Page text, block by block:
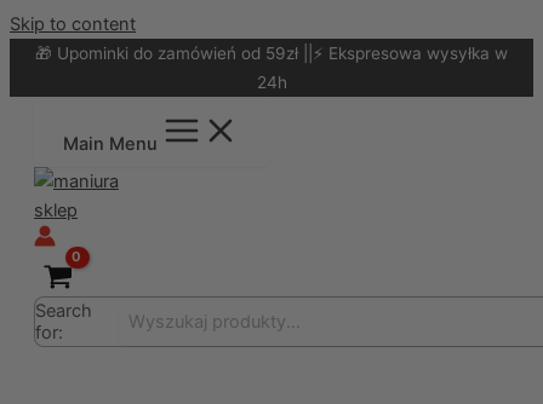
Skip to content
🎁 Upominki do zamówień od 59zł ||⚡ Ekspresowa wysyłka w
24h
Main Menu
Search
for: